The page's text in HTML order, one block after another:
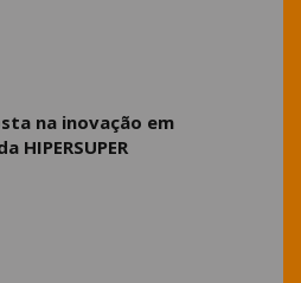
na inovação em
HIPERSUPER